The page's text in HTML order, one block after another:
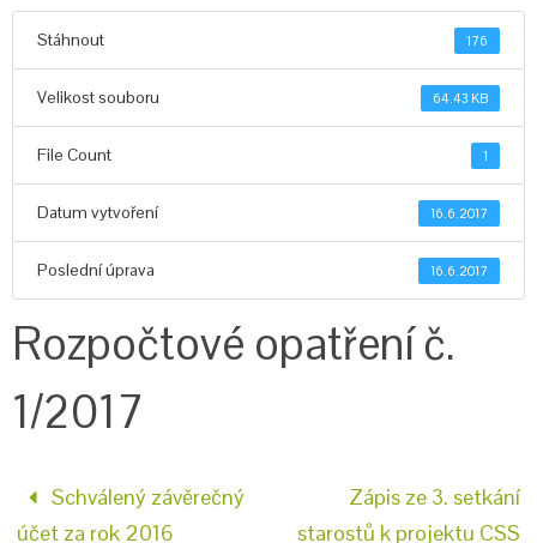
Stáhnout 176
Velikost souboru 64.43 KB
File Count 1
Datum vytvoření 16.6.2017
Poslední úprava 16.6.2017
Rozpočtové opatření č.
1/2017
Schválený závěrečný
účet za rok 2016
Zápis ze 3. setkání
starostů k projektu CSS